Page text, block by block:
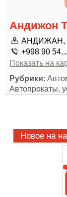
Андижон
АНДИЖАН,
+998 90 54...
Показать на
Рубрики:
Автопрокаты,
Новое на